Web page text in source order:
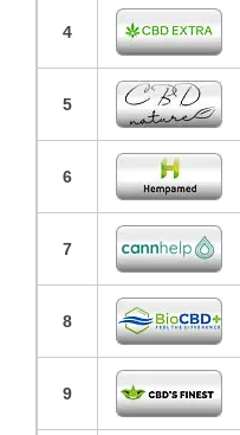
4
5
6
7
8
9